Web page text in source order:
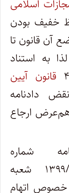
اسلامی
خفیف بودن
آن قانون تا
به استناد
قانون آیین
دادنامه
هم‌عرض ارجاع
شماره
۹۹۰۹۷۰۹۲۵۵۳۰۱۶۹۳ – ۱۳۹۹/۴/۱۷ شعبه
خصوص اتهام